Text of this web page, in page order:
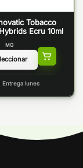
Tobacco
Ecru 10ml
MG
Entrega lunes